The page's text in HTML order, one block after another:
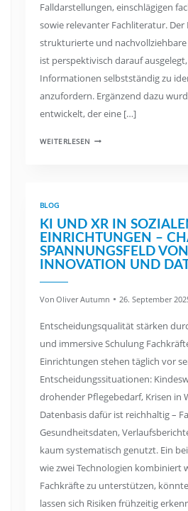
Falldarstellungen, einschlägigen
sowie relevanter Fachliteratur.
strukturierte und
ist perspektivisch darauf
Informationen selbstständig zu
anzufordern. Ergänzend dazu
entwickelt, der eine […]
WEITERLESEN
BLOG
KI UND XR IN
EINRICHTUNGEN –
SPANNUNGSFELD VON
INNOVATION UND
Von Oliver Autumn 26. September
Entscheidungsqualität stärken
und immersive Schulung
Einrichtungen stehen täglich vor
Entscheidungssituationen:
drohender Pflegebedarf, Krisen in
Datenbasis dafür ist reichhaltig –
Gesundheitsdaten,
kaum systematisch genutzt. Ein
wie zwei Technologien kombiniert
Fachkräfte zu unterstützen,
lassen sich Risiken frühzeitig